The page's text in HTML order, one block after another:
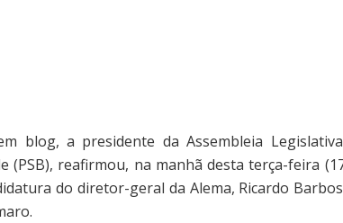
blog, a presidente da Assembleia
(PSB), reafirmou, na manhã desta terça-feira
do diretor-geral da Alema, Ricardo